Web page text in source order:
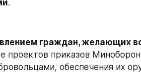
.
граждан, желающих
проектов приказов
обеспечения их